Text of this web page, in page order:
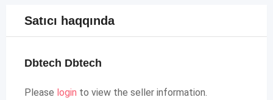
Satıcı haqqında
Dbtech Dbtech
Please login to view the seller information.